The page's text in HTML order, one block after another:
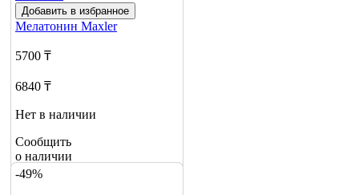
Добавить в избранное
Мелатонин Maxler
5700 ₸
6840 ₸
Нет в наличии
Сообщить
о наличии
1
-49%